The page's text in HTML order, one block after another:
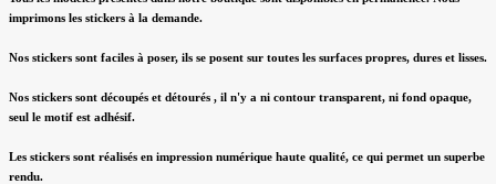
imprimons les stickers à la demande.
Nos stickers sont faciles à poser, ils se posent sur toutes les surfaces propres, dures et lisses.
Nos stickers sont découpés et détourés , il n'y a ni contour transparent, ni fond opaque,
seul le motif est adhésif.
Les stickers sont réalisés en impression numérique haute qualité, ce qui permet un superbe
rendu.